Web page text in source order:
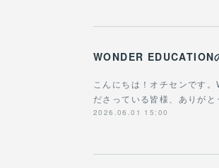
こんにちは！オチセンです
ださっている皆様、ありが
2026.06.01 15:00